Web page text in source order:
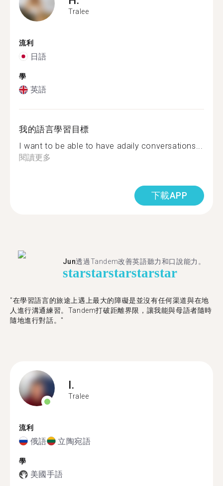
Tralee
流利
日語
學
英語
我的語言學習目標
I want to be able to have adaily conversations...
閱讀更多
下載APP
Jun透過Tandem改善英語聽力和口說能力。
starstarstarstarstar
"在學習語言的旅途上遇上最大的障礙是並沒有任何渠道與在地
人進行溝通練習。Tandem打破距離界限，讓我能與母語者隨時
隨地進行對話。"
I.
Tralee
流利
俄語 立陶宛語
學
美國手語